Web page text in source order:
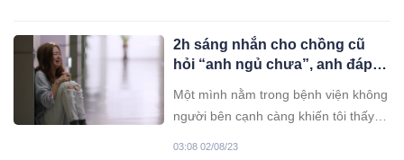
2h sáng nhắn cho chồng cũ
hỏi “anh ngủ chưa”, anh đáp 3
Một mình nằm trong bệnh viện không
người bên cạnh càng khiến tôi thấy
03:08 02/08/23